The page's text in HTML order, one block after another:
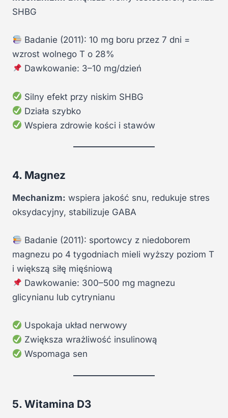
SHBG
Badanie (2011): 10 mg boru przez 7 dni =
wzrost wolnego T o 28%
Dawkowanie: 3–10 mg/dzień
Silny efekt przy niskim SHBG
Działa szybko
Wspiera zdrowie kości i stawów
4. Magnez
Mechanizm: wspiera jakość snu, redukuje stres
oksydacyjny, stabilizuje GABA
Badanie (2011): sportowcy z niedoborem
magnezu po 4 tygodniach mieli wyższy poziom T
i większą siłę mięśniową
Dawkowanie: 300–500 mg magnezu
glicynianu lub cytrynianu
Uspokaja układ nerwowy
Zwiększa wrażliwość insulinową
Wspomaga sen
5. Witamina D3